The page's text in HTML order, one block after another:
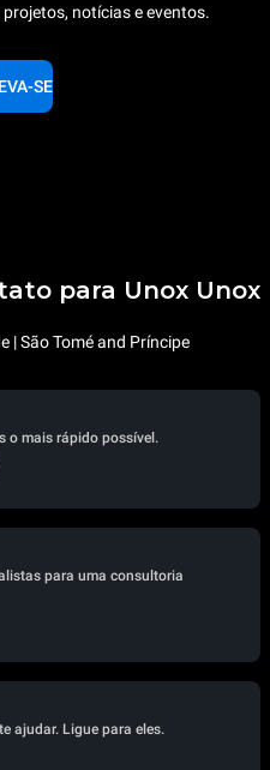
notícias e eventos.
SE
para Unox Unox
| São Tomé and Príncipe
o mais rápido possível.
para uma consultoria
ajudar. Ligue para eles.